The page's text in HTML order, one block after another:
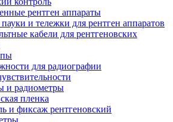
рентген аппараты
и тележки для рентген аппаратов
кабели для рентгеновских
для радиографии
и радиометры
пленка
и фиксаж рентгеновский